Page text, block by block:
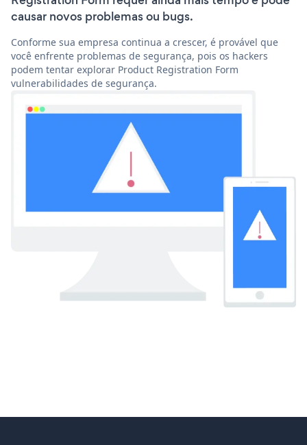
causar novos problemas ou bugs.
Conforme sua empresa continua a crescer, é provável que
você enfrente problemas de segurança, pois os hackers
podem tentar explorar Product Registration Form
vulnerabilidades de segurança.